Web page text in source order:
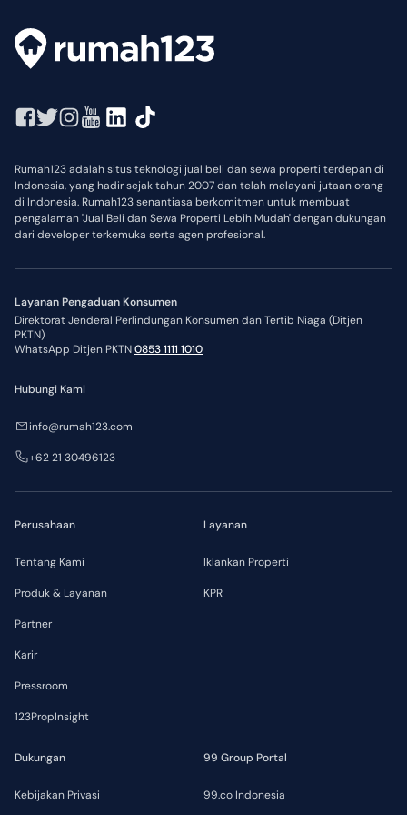
Rumah123 adalah situs teknologi jual beli dan sewa properti terdepan di
Indonesia, yang hadir sejak tahun 2007 dan telah melayani jutaan orang
di Indonesia. Rumah123 senantiasa berkomitmen untuk membuat
pengalaman 'Jual Beli dan Sewa Properti Lebih Mudah' dengan dukungan
dari developer terkemuka serta agen profesional.
Layanan Pengaduan Konsumen
Direktorat Jenderal Perlindungan Konsumen dan Tertib Niaga (Ditjen
PKTN)
WhatsApp Ditjen PKTN0853 1111 1010
Perusahaan
Tentang Kami
Produk & Layanan
Partner
Karir
Pressroom
123PropInsight
Layanan
Iklankan Properti
KPR
Dukungan
Kebijakan Privasi
99 Group Portal
99.co Indonesia
Hubungi Kami
info@rumah123.com
+62 21 30496123